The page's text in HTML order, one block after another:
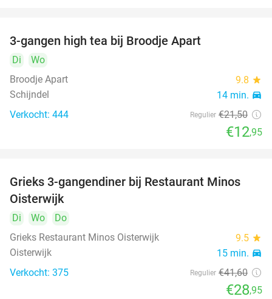
3-gangen high tea bij Broodje Apart
Di
Wo
Broodje Apart
9.8 star
Schijndel 14 min. directions_car
Verkocht: 444 Regulier €21,50
€12,95
30%
Grieks 3-gangendiner bij Restaurant Minos
Oisterwijk
Di Wo
Do
Grieks Restaurant Minos Oisterwijk
9.5 star
Oisterwijk 15 min. directions_car
Verkocht: 375 Regulier €41,60
€28,95